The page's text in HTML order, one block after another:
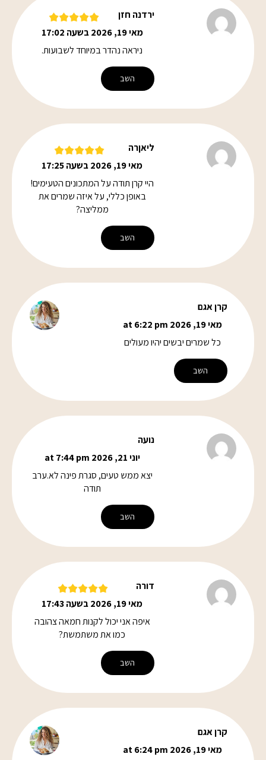
ירדנה חזן
מאי 19, 2026 בשעה 17:02
ניראה נהדר במיוחד לשבועות.
השב
ליאןרה
מאי 19, 2026 בשעה 17:25
היי קרן תודה על המתכונים הטעימים!
באופן כללי, על איזה שמרים את
ממליצה?
השב
קרן אגם
מאי 19, 2026 at 6:22 pm
כל שמרים יבשים יהיו מעולים
השב
נועה
יוני 21, 2026 at 7:44 pm
יצא ממש טעים, סגרת פינה לא.ערב
תודה
השב
דורה
מאי 19, 2026 בשעה 17:43
איפה אני יכול לקנות חמאה צהובה
כמו את משתמשת?
השב
קרן אגם
מאי 19, 2026 at 6:24 pm